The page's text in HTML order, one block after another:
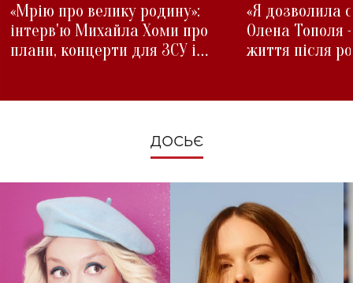
«Мрію про велику родину»:
інтерв'ю Михайла Хоми про
плани, концерти для ЗСУ і
«Я дозволила
Олена Тополя
життя після
ДОСЬЄ